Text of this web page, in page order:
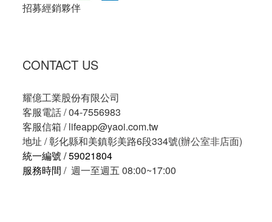
招募經銷夥伴
CONTACT US
耀億工業股份有限公司
客服電話 / 04-7556983
客服信箱 /lifeapp@yaoi.com.tw
地址 / 彰化縣和美鎮彰美路6段334號(辦公室非店面)
統一編號 / 59021804
服務時間 / 週一至週五 08:00~17:00